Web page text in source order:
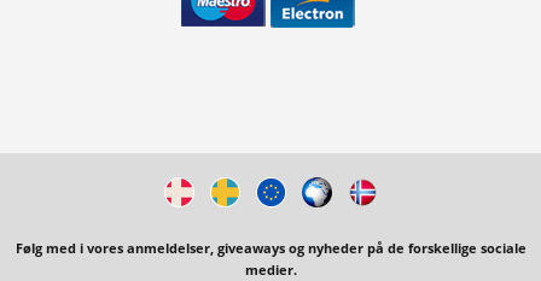
Følg med i vores anmeldelser, giveaways og nyheder på de forskellige sociale
medier.